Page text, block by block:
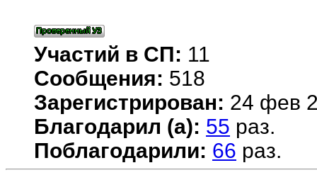
Участий в СП: 11
Сообщения: 518
Зарегистрирован: 24 фев
Благодарил (а): 55 раз.
Поблагодарили: 66 раз.